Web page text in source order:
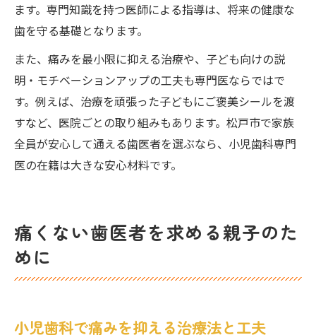
ます。専門知識を持つ医師による指導は、将来の健康な
歯を守る基礎となります。
また、痛みを最小限に抑える治療や、子ども向けの説
明・モチベーションアップの工夫も専門医ならではで
す。例えば、治療を頑張った子どもにご褒美シールを渡
すなど、医院ごとの取り組みもあります。松戸市で家族
全員が安心して通える歯医者を選ぶなら、小児歯科専門
医の在籍は大きな安心材料です。
痛くない歯医者を求める親子のた
めに
小児歯科で痛みを抑える治療法と工夫